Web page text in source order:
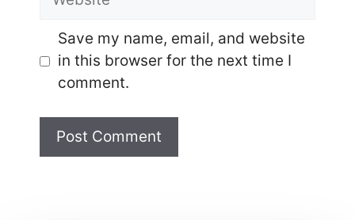
Save my name, email, and website
in this browser for the next time I
comment.